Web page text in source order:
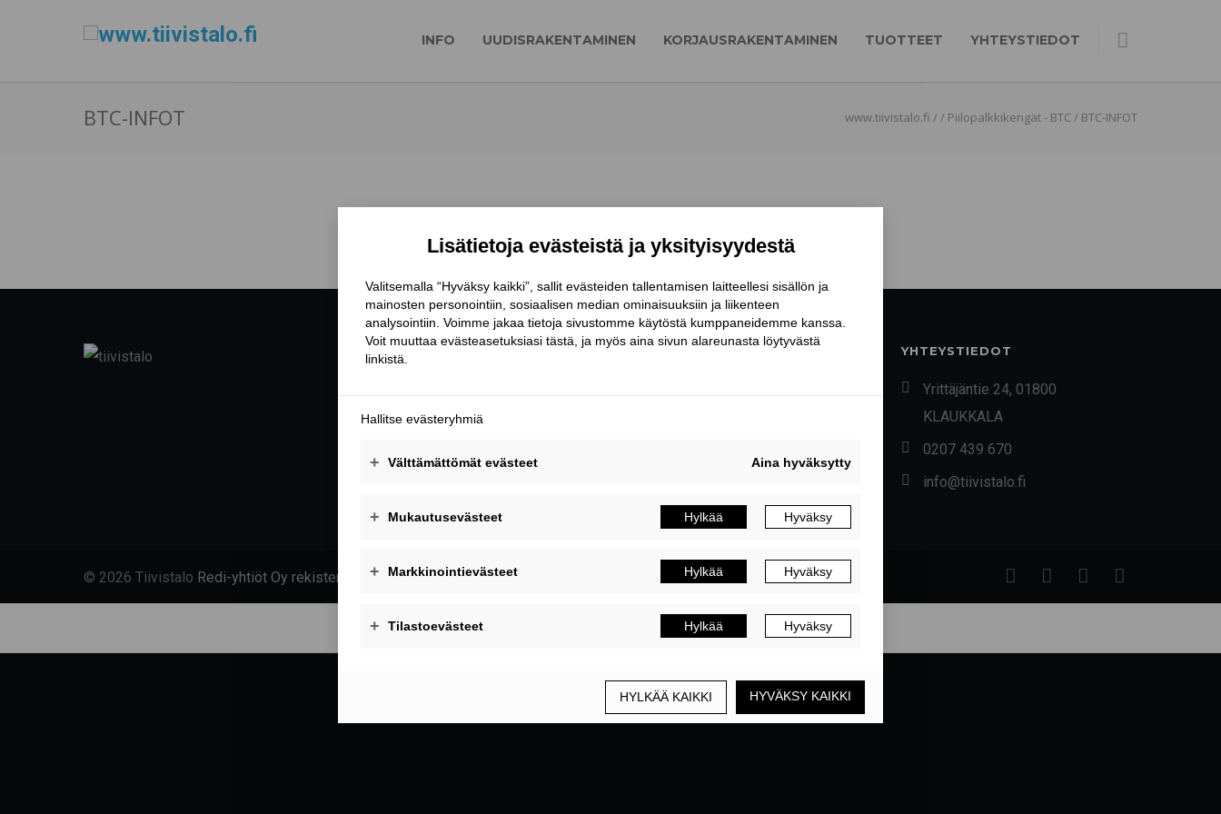
INFO UUDISRAKENTAMINEN KORJAUSRAKENTAMINEN TUOTTEET YHTEYSTIEDOT
BTC-INFOT www.tiivistalo.fi // Piilopalkkikengät - BTC / BTC-INFOT
YHTEYSTIEDOT
Yrittäjäntie 24, 01800
KLAUKKALA
0207 439 670
info@tiivistalo.fi
© 2026 Tiivistalo Redi-yhtiöt Oy rekisteriseloste
MUOKKAA EVÄSTEASETUKSIA